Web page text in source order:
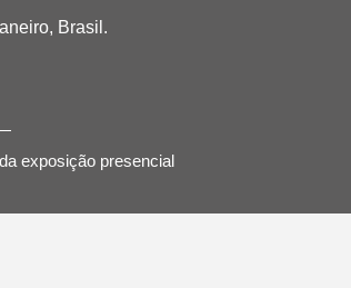
Brasil.
exposição presencial